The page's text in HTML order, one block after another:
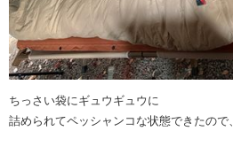
ちっさい袋にギュウギュウに
詰められてペッシャンコな状態できたので、